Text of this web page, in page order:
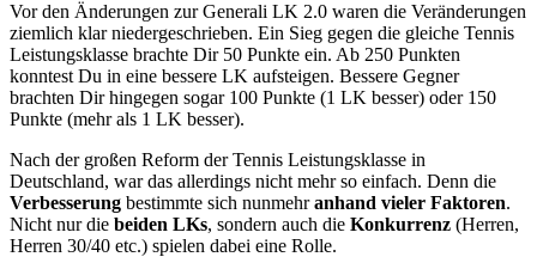
Vor den Änderungen zur Generali LK 2.0 waren die Veränderungen
ziemlich klar niedergeschrieben. Ein Sieg gegen die gleiche Tennis
Leistungsklasse brachte Dir 50 Punkte ein. Ab 250 Punkten
konntest Du in eine bessere LK aufsteigen. Bessere Gegner
brachten Dir hingegen sogar 100 Punkte (1 LK besser) oder 150
Punkte (mehr als 1 LK besser).
Nach der großen Reform der Tennis Leistungsklasse in
Deutschland, war das allerdings nicht mehr so einfach. Denn die
Verbesserung bestimmte sich nunmehranhand vieler Faktoren.
Nicht nur die beiden LKs, sondern auch die Konkurrenz (Herren,
Herren 30/40 etc.) spielen dabei eine Rolle.